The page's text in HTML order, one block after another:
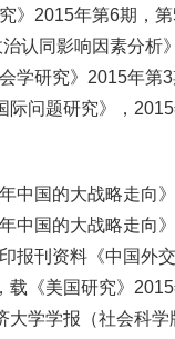
》2015年第6期，第
认同影响因素分
学研究》2015年第
际问题研究》，
国的大战略走向
国的大战略走向
报刊资料《中国外
《美国研究》
学学报（社会科